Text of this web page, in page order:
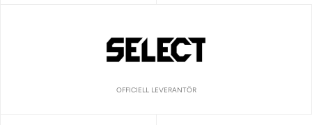
OFFICIELL LEVERANTÖR